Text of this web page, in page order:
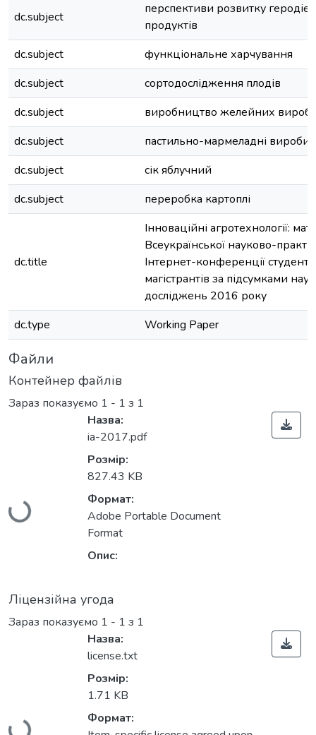
dc.subject
перспективи розвитку
продуктів
dc.subject
функціональне харчування
dc.subject
сортодослідження плодів
dc.subject
виробництво желейних
dc.subject
пастильно-мармеладні вироби
dc.subject
сік яблучний
dc.subject
переробка картоплі
dc.title
Інноваційні агротехнології:
Всеукраїнської науково-
Інтернет-конференції
магістрантів за підсумками
досліджень 2016 року
dc.type
Working Paper
Файли
Контейнер файлів
Зараз показуємо 1 - 1 з 1
Вантажиться...
Назва:
ia-2017.pdf
Розмір:
827.43 KB
Формат:
Adobe Portable Document
Format
Опис:
Ліцензійна угода
Зараз показуємо 1 - 1 з 1
Вантажиться...
Назва:
license.txt
Розмір:
1.71 KB
Формат: